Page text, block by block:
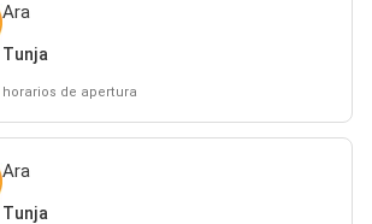
Ara
Tunja
horarios de apertura
Ara
Tunja